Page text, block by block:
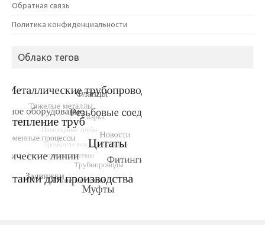
Обратная связь
Политика конфиденциальности
Облако тегов